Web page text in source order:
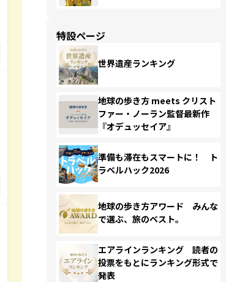
特設ページ
世界遺産ランキング
地球の歩き方 meets クリスト
ファー・ノーラン監督最新作
『オデュッセイア』
準備も滞在もスマートに！ ト
ラベルハック2026
地球の歩き方アワード みんな
で選ぶ、旅のベスト。
エアラインランキング 読者の
投票をもとにランキング形式で
発表